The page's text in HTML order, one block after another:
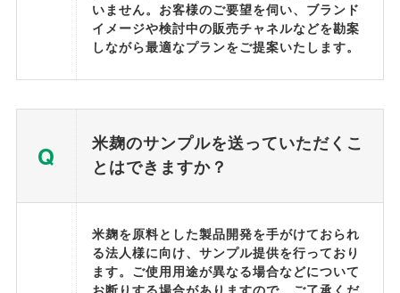
いません。お客様のご要望を伺い、ブランド
イメージや検討中の販売チャネルなどを勘案
しながら最適なプランをご提案いたします。
Q
米麹のサンプルを送っていただくこ
とはできますか？
米麹を原料とした製品開発を手がけておられ
る法人様に向け、サンプル提供を行っており
ます。ご使用用途が異なる場合などについて